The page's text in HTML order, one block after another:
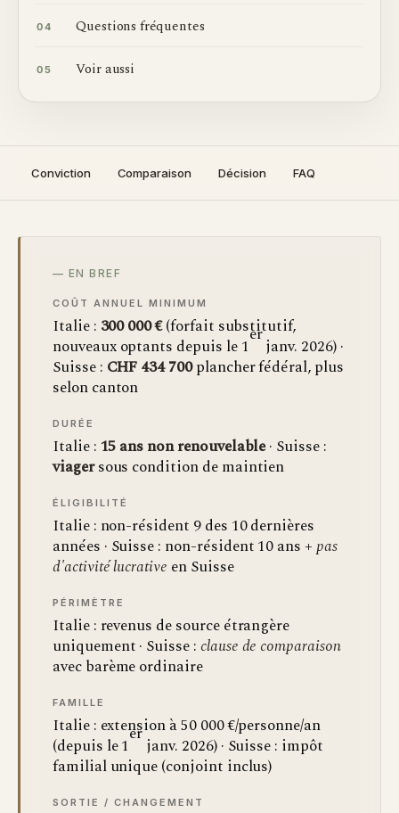
04 Questions fréquentes
05 Voir aussi
Conviction Comparaison Décision FAQ
— EN BREF
COÛT ANNUEL MINIMUM
Italie : 300 000 €(forfait substitutif,
nouveaux optants depuis le 1
er
janv. 2026) ·
Suisse : CHF 434 700plancher fédéral, plus
selon canton
DURÉE
Italie : 15 ans non renouvelable· Suisse :
viagersous condition de maintien
ÉLIGIBILITÉ
Italie : non-résident 9 des 10 dernières
années · Suisse : non-résident 10 ans +pas
d'activité lucrative en Suisse
PÉRIMÈTRE
Italie : revenus de source étrangère
uniquement · Suisse : clause de comparaison
avec barème ordinaire
FAMILLE
Italie : extension à 50 000 €/personne/an
(depuis le 1
er
janv. 2026) · Suisse : impôt
familial unique (conjoint inclus)
SORTIE / CHANGEMENT